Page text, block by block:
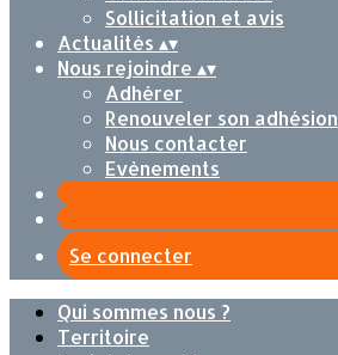
Sollicitation et avis
Actualités ▴▾
Nous rejoindre ▴▾
Adhérer
Renouveler son adhésion
Nous contacter
Evènements
Se connecter
Qui sommes nous ?
Territoire